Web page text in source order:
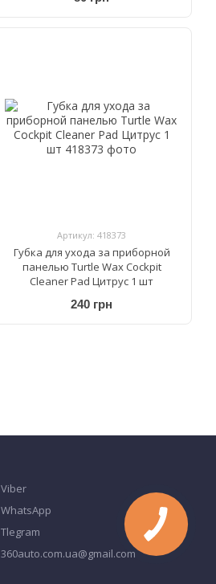
Артикул: 418373
Губка для ухода за приборной
панелью Turtle Wax Cockpit
Cleaner Pad Цитрус 1 шт
240 грн
Viber
WhatsApp
Tlegram
360auto.com.ua@gmail.com